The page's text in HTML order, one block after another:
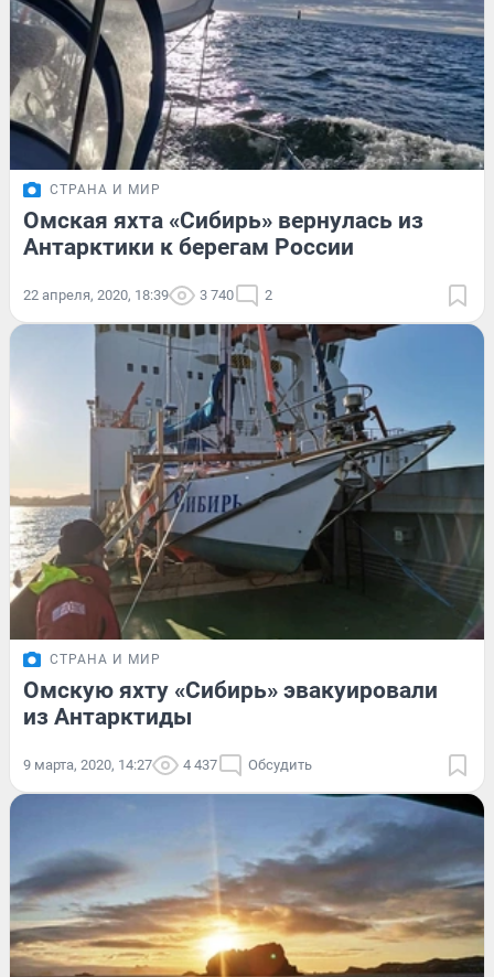
СТРАНА И МИР
Омская яхта «Сибирь» вернулась из
Антарктики к берегам России
22 апреля, 2020, 18:39 3 740 2
СТРАНА И МИР
Омскую яхту «Сибирь» эвакуировали
из Антарктиды
9 марта, 2020, 14:27 4 437 Обсудить